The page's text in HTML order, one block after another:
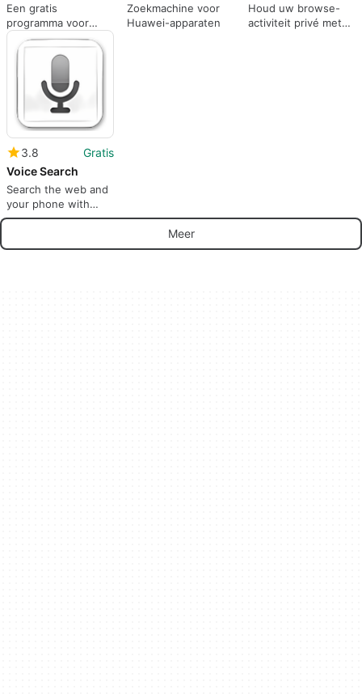
Een gratis
programma voor
Android, door
InfoJobs.net.
Zoekmachine voor
Huawei-apparaten
Houd uw browse-
activiteit privé met
3.8
Gratis
Voice Search
Search the web and
your phone with
your voice
Meer